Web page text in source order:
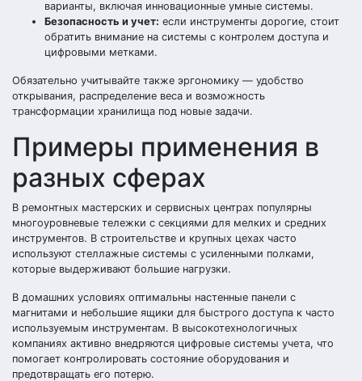
варианты, включая инновационные умные системы.
Безопасность и учет: если инструменты дорогие, стоит
обратить внимание на системы с контролем доступа и
цифровыми метками.
Обязательно учитывайте также эргономику — удобство
открывания, распределение веса и возможность
трансформации хранилища под новые задачи.
Примеры применения в
разных сферах
В ремонтных мастерских и сервисных центрах популярны
многоуровневые тележки с секциями для мелких и средних
инструментов. В строительстве и крупных цехах часто
используют стеллажные системы с усиленными полками,
которые выдерживают большие нагрузки.
В домашних условиях оптимальны настенные панели с
магнитами и небольшие ящики для быстрого доступа к часто
используемым инструментам. В высокотехнологичных
компаниях активно внедряются цифровые системы учета, что
помогает контролировать состояние оборудования и
предотвращать его потерю.